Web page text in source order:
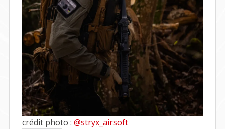
crédit photo : @stryx_airsoft